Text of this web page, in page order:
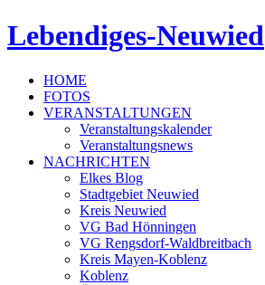
Lebendiges-Neuwied
HOME
FOTOS
VERANSTALTUNGEN
Veranstaltungskalender
Veranstaltungsnews
NACHRICHTEN
Elkes Blog
Stadtgebiet Neuwied
Kreis Neuwied
VG Bad Hönningen
VG Rengsdorf-Waldbreitbach
Kreis Mayen-Koblenz
Koblenz